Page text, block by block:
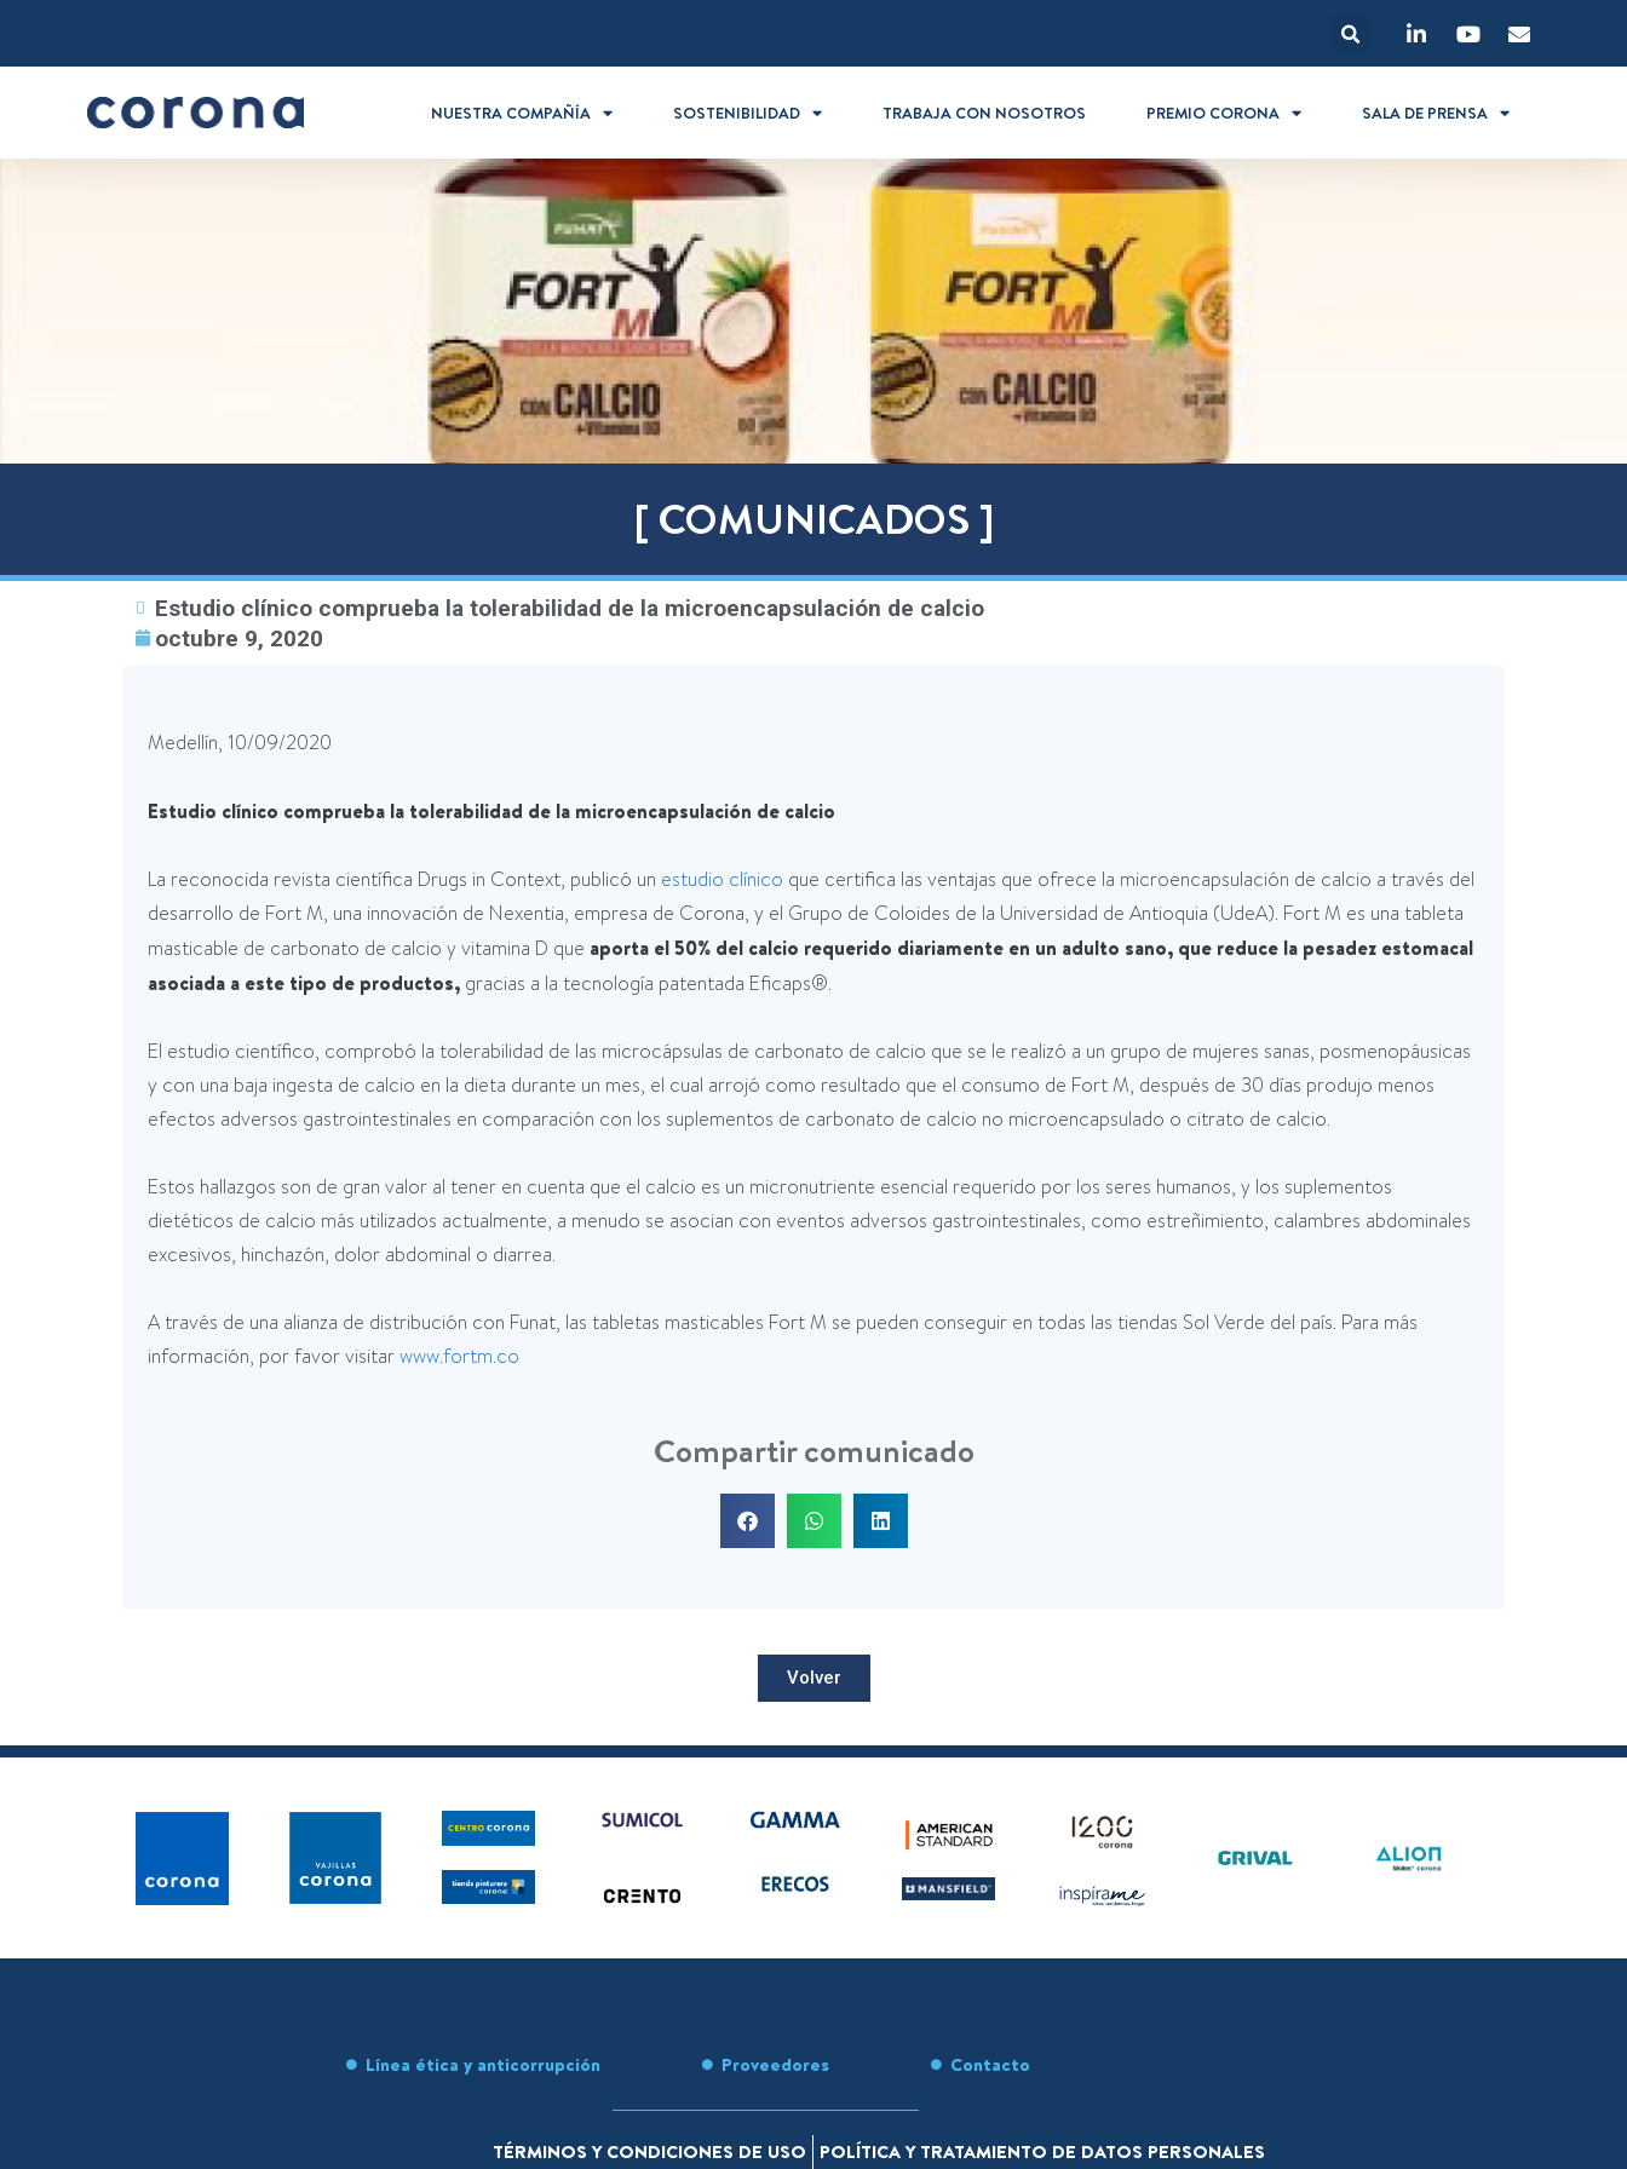
NUESTRA COMPAÑÍA SOSTENIBILIDAD TRABAJA CON NOSOTROS PREMIO CORONA SALA DE PRENSA
[ COMUNICADOS ]
Estudio clínico comprueba la tolerabilidad de la microencapsulación de calcio
octubre 9, 2020
Medellín, 10/09/2020
Estudio clínico comprueba la tolerabilidad de la microencapsulación de calcio
La reconocida revista científica Drugs in Context, publicó un estudio clínico que certifica las ventajas que ofrece la microencapsulación de calcio a través del
desarrollo de Fort M, una innovación de Nexentia, empresa de Corona, y el Grupo de Coloides de la Universidad de Antioquia (UdeA). Fort M es una tableta
masticable de carbonato de calcio y vitamina D que aporta el 50% del calcio requerido diariamente en un adulto sano, que reduce la pesadez estomacal
asociada a este tipo de productos, gracias a la tecnología patentada Eficaps®.
El estudio científico, comprobó la tolerabilidad de las microcápsulas de carbonato de calcio que se le realizó a un grupo de mujeres sanas, posmenopáusicas
y con una baja ingesta de calcio en la dieta durante un mes, el cual arrojó como resultado que el consumo de Fort M, después de 30 días produjo menos
efectos adversos gastrointestinales en comparación con los suplementos de carbonato de calcio no microencapsulado o citrato de calcio.
Estos hallazgos son de gran valor al tener en cuenta que el calcio es un micronutriente esencial requerido por los seres humanos, y los suplementos
dietéticos de calcio más utilizados actualmente, a menudo se asocian con eventos adversos gastrointestinales, como estreñimiento, calambres abdominales
excesivos, hinchazón, dolor abdominal o diarrea.
A través de una alianza de distribución con Funat, las tabletas masticables Fort M se pueden conseguir en todas las tiendas Sol Verde del país. Para más
información, por favor visitarwww.fortm.co
Compartir comunicado
Volver
Línea ética y anticorrupción Proveedores Contacto
TÉRMINOS Y CONDICIONES DE USO POLÍTICA Y TRATAMIENTO DE DATOS PERSONALES